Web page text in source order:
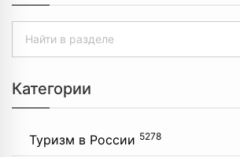
Категории
Туризм в России 5278